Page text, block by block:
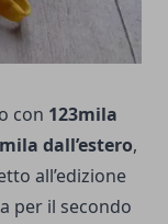
con 123mila
dall’estero,
all’edizione
per il secondo